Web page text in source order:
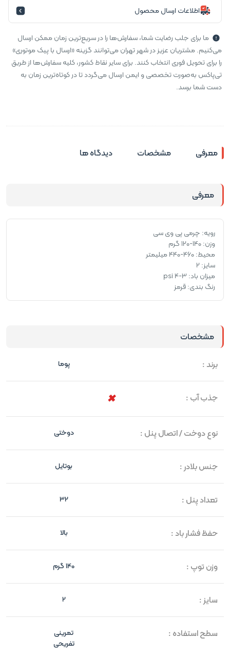
اطلاعات ارسال محصول
ما برای جلب رضایت شما، سفارش‌ها را در سریع‌ترین زمان ممکن ارسال
می‌کنیم. مشتریان عزیز در شهر تهران می‌توانند گزینه «ارسال با پیک موتوری»
را برای تحویل فوری انتخاب کنند. برای سایر نقاط کشور، کلیه سفارش‌ها از طریق
تی‌پاکس به‌صورت تخصصی و ایمن ارسال می‌گردد تا در کوتاه‌ترین زمان به
دست شما برسد.
معرفی مشخصات دیدگاه ها
معرفی
رویه: چرمی پی وی سی
وزن: 140-120 گرم
محیط: 460-440 میلیمتر
سایز: 2
میزان باد: 3-4 psi
رنگ بندی: قرمز
مشخصات
برند :
پوما
جذب آب :
نوع دوخت / اتصال پنل : دوختی
جنس بلادر : بوتایل
تعداد پنل : 32
حفظ فشار باد : بالا
وزن توپ : 140 گرم
سایز : 2
سطح استفاده :
تمرینی
تفریحی